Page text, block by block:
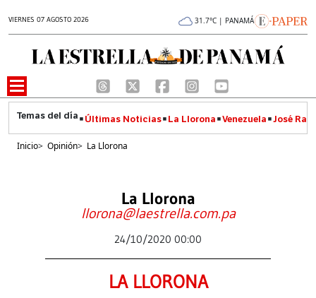
VIERNES 07 AGOSTO 2026 31.7°C | PANAMÁ
Últimas Noticias La Llorona Venezuela José
Inicio> Opinión> La Llorona
La Llorona
llorona@laestrella.com.pa
24/10/2020 00:00
LA LLORONA